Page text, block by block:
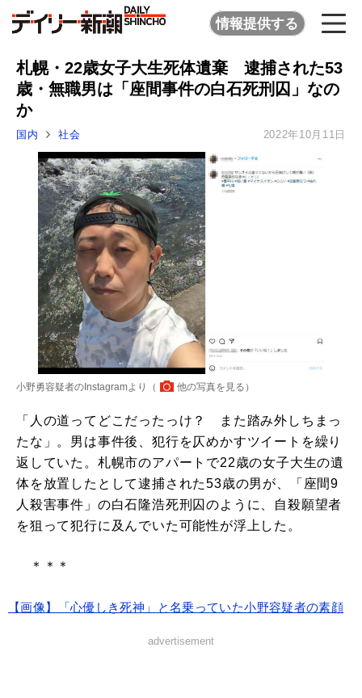
情報提供する
札幌・22歳女子大生死体遺棄 逮捕された53
歳・無職男は「座間事件の白石死刑囚」なの
か
国内 社会 2022年10月11日
小野勇容疑者のInstagramより（ 他の写真を見る ）
「人の道ってどこだったっけ？ また踏み外しちまっ
たな」。男は事件後、犯行を仄めかすツイートを繰り
返していた。札幌市のアパートで22歳の女子大生の遺
体を放置したとして逮捕された53歳の男が、「座間9
人殺害事件」の白石隆浩死刑囚のように、自殺願望者
を狙って犯行に及んでいた可能性が浮上した。
＊＊＊
【画像】「心優しき死神」と名乗っていた小野容疑者の素顔
advertisement